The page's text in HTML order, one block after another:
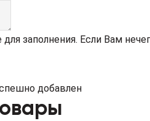
заполнения. Если Вам
добавлен